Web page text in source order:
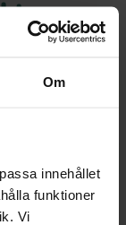
Om
innehållet
funktioner
Vi